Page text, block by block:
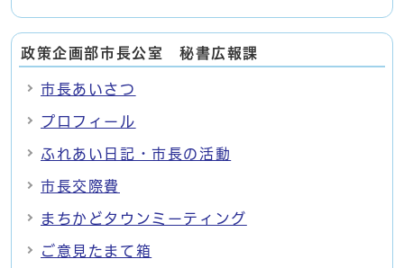
政策企画部市長公室 秘書広報課
市長あいさつ
プロフィール
ふれあい日記・市長の活動
市長交際費
まちかどタウンミーティング
ご意見たまて箱